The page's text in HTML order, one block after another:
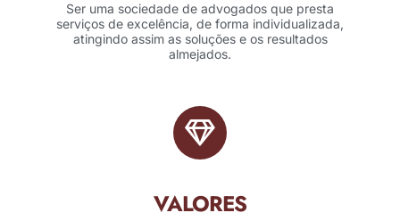
Ser uma sociedade de advogados que presta
serviços de excelência, de forma individualizada,
atingindo assim as soluções e os resultados
almejados.
VALORES